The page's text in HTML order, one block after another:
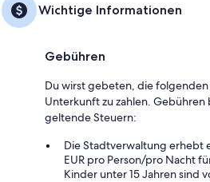
Wichtige Informationen
Gebühren
Du wirst gebeten, die
Unterkunft zu zahlen.
geltende Steuern:
Die Stadtverwaltung erhebt
EUR pro Person/pro Nacht
Kinder unter 15 Jahren sind